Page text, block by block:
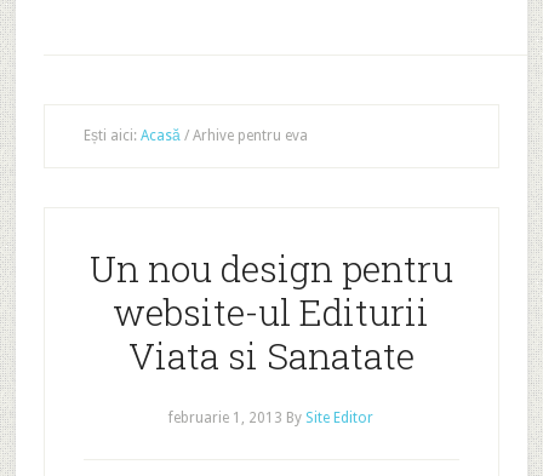
Ești aici: Acasă /Arhive pentru eva
Un nou design pentru
website-ul Editurii
Viata si Sanatate
februarie 1, 2013 By Site Editor